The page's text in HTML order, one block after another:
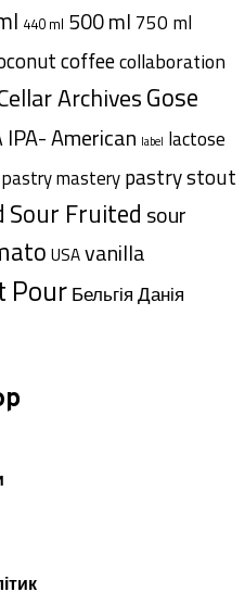
440 ml 500 ml 750 ml
coffeecollaboration
ArchivesGose
IPA- American label lactose
pastry masterypastry stout
Sour Fruited sour
USAvanilla
PourБельгіяДанія